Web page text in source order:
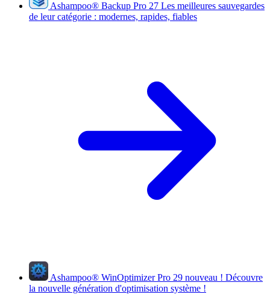
Ashampoo® Backup Pro 27 Les meilleures sauvegardes
de leur catégorie : modernes, rapides, fiables
Ashampoo® WinOptimizer Pro 29 nouveau ! Découvre
la nouvelle génération d'optimisation système !